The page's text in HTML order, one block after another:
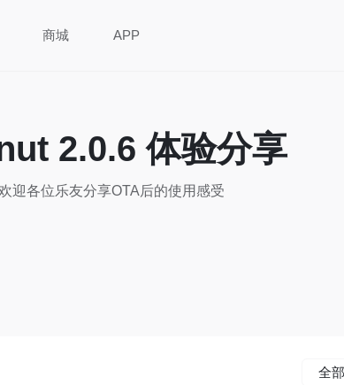
商城 APP
2.0.6 体验分享
迎各位乐友分享OTA后的使用感受
全部